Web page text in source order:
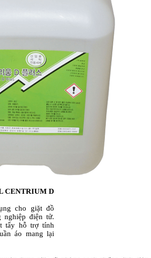
CENTRIUM D
cho giặt đồ
nghiệp điện tử.
tẩy hỗ trợ tính
áo mang lại